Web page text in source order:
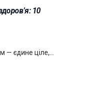
10
— єдине ціле,…